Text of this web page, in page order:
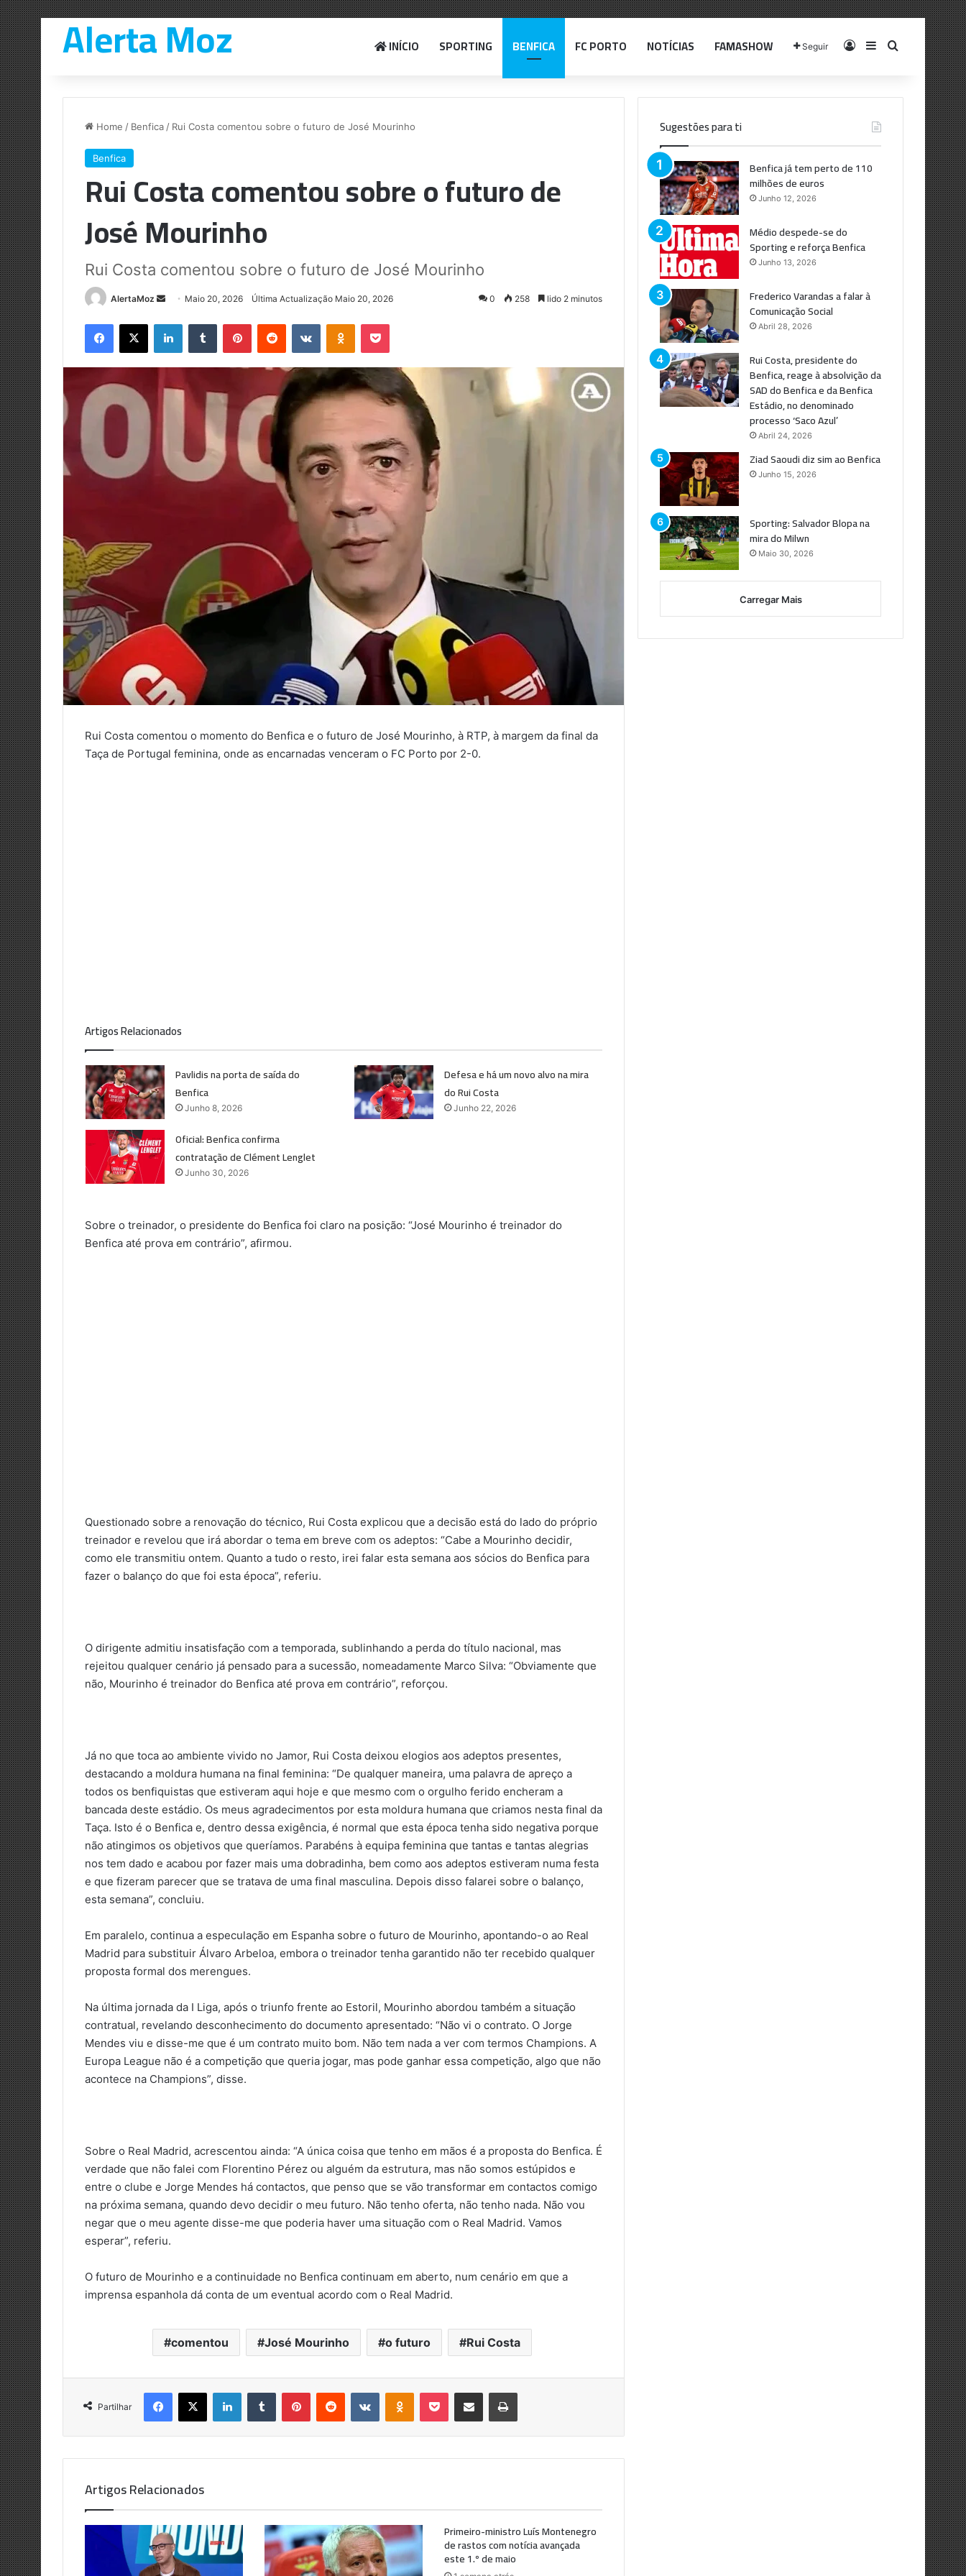
Alerta Moz INÍCIO SPORTING BENFICA FC PORTO NOTÍCIAS FAMASHOW Seguir Log InSidebarPesquisar
Home / Benfica / Rui Costa comentou sobre o futuro de José Mourinho
Benfica
Rui Costa comentou sobre o futuro de
José Mourinho
Rui Costa comentou sobre o futuro de José Mourinho
AlertaMoz
Send
email
Maio 20, 2026 Última Actualização Maio 20, 2026 0 258 lido 2 minutos
Facebook
X LinkedInTumblr PinterestReddit VKontakteOdnoklassniki
Pocket
Rui Costa comentou o momento do Benfica e o futuro de José Mourinho, à RTP, à margem da final da
Taça de Portugal feminina, onde as encarnadas venceram o FC Porto por 2-0.
Artigos Relacionados
Pavlidis na porta de saída do
Benfica
Junho 8, 2026
Defesa e há um novo alvo na mira
do Rui Costa
Junho 22, 2026
Oficial: Benfica confirma
contratação de Clément Lenglet
Junho 30, 2026
Sobre o treinador, o presidente do Benfica foi claro na posição: “José Mourinho é treinador do
Benfica até prova em contrário”, afirmou.
Questionado sobre a renovação do técnico, Rui Costa explicou que a decisão está do lado do próprio
treinador e revelou que irá abordar o tema em breve com os adeptos: “Cabe a Mourinho decidir,
como ele transmitiu ontem. Quanto a tudo o resto, irei falar esta semana aos sócios do Benfica para
fazer o balanço do que foi esta época”, referiu.
O dirigente admitiu insatisfação com a temporada, sublinhando a perda do título nacional, mas
rejeitou qualquer cenário já pensado para a sucessão, nomeadamente Marco Silva: “Obviamente que
não, Mourinho é treinador do Benfica até prova em contrário”, reforçou.
Já no que toca ao ambiente vivido no Jamor, Rui Costa deixou elogios aos adeptos presentes,
destacando a moldura humana na final feminina: “De qualquer maneira, uma palavra de apreço a
todos os benfiquistas que estiveram aqui hoje e que mesmo com o orgulho ferido encheram a
bancada deste estádio. Os meus agradecimentos por esta moldura humana que criamos nesta final da
Taça. Isto é o Benfica e, dentro dessa exigência, é normal que esta época tenha sido negativa porque
não atingimos os objetivos que queríamos. Parabéns à equipa feminina que tantas e tantas alegrias
nos tem dado e acabou por fazer mais uma dobradinha, bem como aos adeptos estiveram numa festa
e que fizeram parecer que se tratava de uma final masculina. Depois disso falarei sobre o balanço,
esta semana”, concluiu.
Em paralelo, continua a especulação em Espanha sobre o futuro de Mourinho, apontando-o ao Real
Madrid para substituir Álvaro Arbeloa, embora o treinador tenha garantido não ter recebido qualquer
proposta formal dos merengues.
Na última jornada da I Liga, após o triunfo frente ao Estoril, Mourinho abordou também a situação
contratual, revelando desconhecimento do documento apresentado: “Não vi o contrato. O Jorge
Mendes viu e disse-me que é um contrato muito bom. Não tem nada a ver com termos Champions. A
Europa League não é a competição que queria jogar, mas pode ganhar essa competição, algo que não
acontece na Champions”, disse.
Sobre o Real Madrid, acrescentou ainda: “A única coisa que tenho em mãos é a proposta do Benfica. É
verdade que não falei com Florentino Pérez ou alguém da estrutura, mas não somos estúpidos e
entre o clube e Jorge Mendes há contactos, que penso que se vão transformar em contactos comigo
na próxima semana, quando devo decidir o meu futuro. Não tenho oferta, não tenho nada. Não vou
negar que o meu agente disse-me que poderia haver uma situação com o Real Madrid. Vamos
esperar”, referiu.
O futuro de Mourinho e a continuidade no Benfica continuam em aberto, num cenário em que a
imprensa espanhola dá conta de um eventual acordo com o Real Madrid.
comentou José Mourinho o futuro Rui Costa
Partilhar
Facebook
X LinkedInTumblr PinterestReddit VKontakteOdnoklassniki
Pocket Partilhar Via Email Imprimir
Artigos Relacionados
Primeiro-ministro Luís Montenegro
de rastos com notícia avançada
este 1.º de maio
Sugestões para ti
Benfica já tem perto de 110
milhões de euros
Junho 12, 2026
Médio despede-se do
Sporting e reforça Benfica
Junho 13, 2026
Frederico Varandas a falar à
Comunicação Social
Abril 28, 2026
Rui Costa, presidente do
Benfica, reage à absolvição da
SAD do Benfica e da Benfica
Estádio, no denominado
processo ‘Saco Azul’
Abril 24, 2026
Ziad Saoudi diz sim ao Benfica
Junho 15, 2026
Sporting: Salvador Blopa na
mira do Milwn
Maio 30, 2026
Carregar Mais